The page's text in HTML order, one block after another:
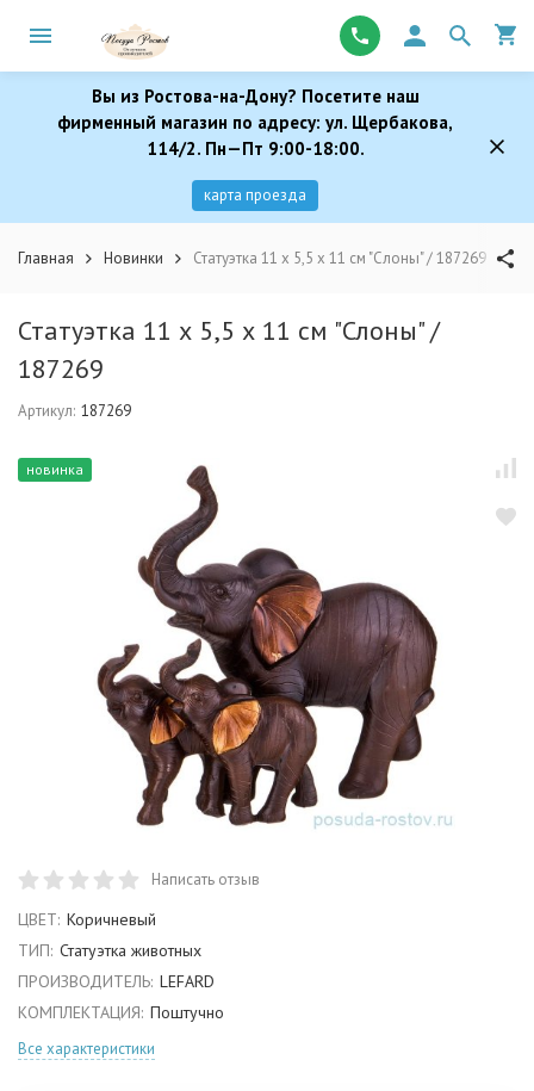
Вы из Ростова-на-Дону? Посетите наш
фирменный магазин по адресу: ул. Щербакова,
114/2. Пн—Пт 9:00-18:00.
карта проезда
Главная Новинки Статуэтка 11 х 5,5 х 11 см "Слоны" / 187269
Статуэтка 11 х 5,5 х 11 см "Слоны" /
187269
Артикул: 187269
новинка
Написать отзыв
ЦВЕТ: Коричневый
ТИП: Статуэтка животных
ПРОИЗВОДИТЕЛЬ: LEFARD
КОМПЛЕКТАЦИЯ: Поштучно
Все характеристики